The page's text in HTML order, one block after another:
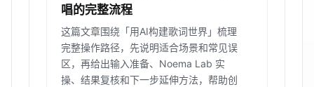
唱的完整流程
这篇文章围绕「用AI构建歌词世界」梳理
完整操作路径，先说明适合场景和常见误
区，再给出输入准备、Noema Lab 实
操、结果复核和下一步延伸方法，帮助创